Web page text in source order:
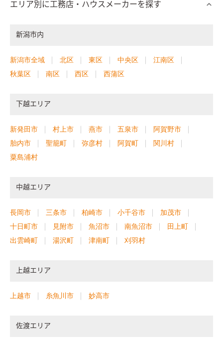
エリア別に工務店・ハウスメーカーを探す
新潟市内
新潟市全域 北区 東区 中央区
江南区
秋葉区
南区 西区 西蒲区
下越エリア
新発田市 村上市 燕市 五泉市
阿賀野市
胎内市
聖籠町 弥彦村 阿賀町
関川村
粟島浦村
中越エリア
長岡市 三条市 柏崎市 小千谷市
加茂市
十日町市
見附市 魚沼市 南魚沼市
田上町
出雲崎町
湯沢町 津南町 刈羽村
上越エリア
上越市 糸魚川市 妙高市
佐渡エリア